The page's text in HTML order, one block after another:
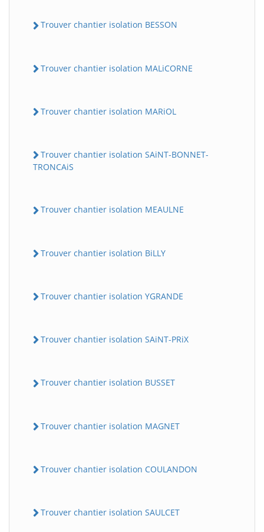
Trouver chantier isolation BESSON
Trouver chantier isolation MALiCORNE
Trouver chantier isolation MARiOL
Trouver chantier isolation SAiNT-BONNET-
TRONCAiS
Trouver chantier isolation MEAULNE
Trouver chantier isolation BiLLY
Trouver chantier isolation YGRANDE
Trouver chantier isolation SAiNT-PRiX
Trouver chantier isolation BUSSET
Trouver chantier isolation MAGNET
Trouver chantier isolation COULANDON
Trouver chantier isolation SAULCET